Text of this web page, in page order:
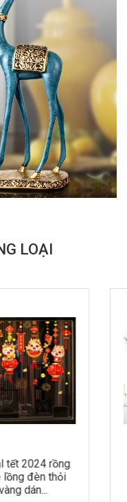
LOẠI
Decal dán tường cây
đào hồng dễ thương
sang trọng